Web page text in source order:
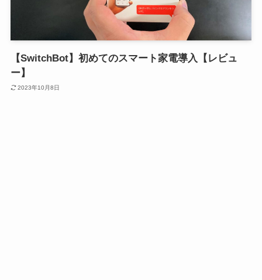
【SwitchBot】初めてのスマート家電導入【レビュ
ー】
2023年10月8日